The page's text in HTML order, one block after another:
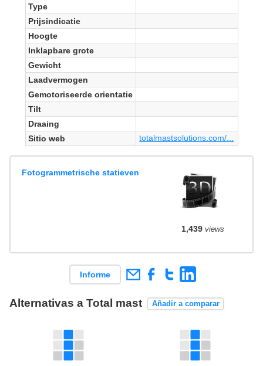
Type
Prijsindicatie
Hoogte
Inklapbare grote
Gewicht
Laadvermogen
Gemotoriseerde orientatie
Tilt
Draaing
Sitio web
totalmastsolutions.com/...
Fotogrammetrische statieven
1,439views
Informe
Alternativas a Total mast Añadir a comparar